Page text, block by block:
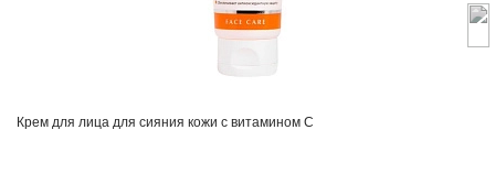
Крем для лица для сияния кожи с витамином С